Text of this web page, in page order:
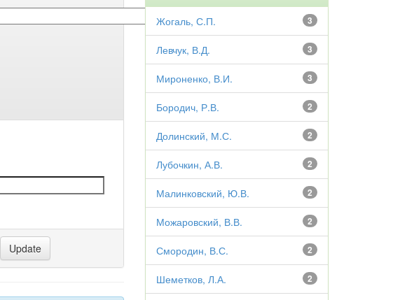
3
Жогаль, С.П.
3
Левчук, В.Д.
3
Мироненко, В.И.
2
Бородич, Р.В.
2
Долинский, М.С.
2
Лубочкин, А.В.
2
Малинковский, Ю.В.
2
Можаровский, В.В.
2
Смородин, В.С.
2
Шеметков, Л.А.